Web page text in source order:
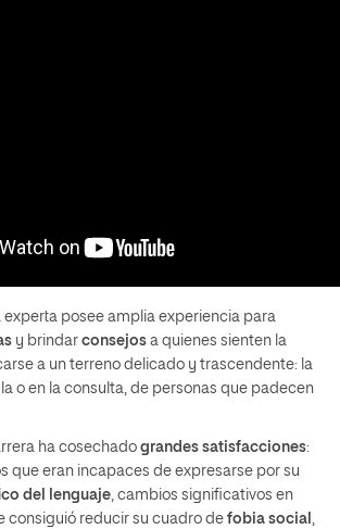
experta posee amplia experiencia para
y brindar consejos a quienes sienten la
a un terreno delicado y trascendente: la
o en la consulta, de personas que padecen
ha cosechado grandes satisfacciones:
que eran incapaces de expresarse por su
del lenguaje, cambios significativos en
consiguió reducir su cuadro de fobia social ,